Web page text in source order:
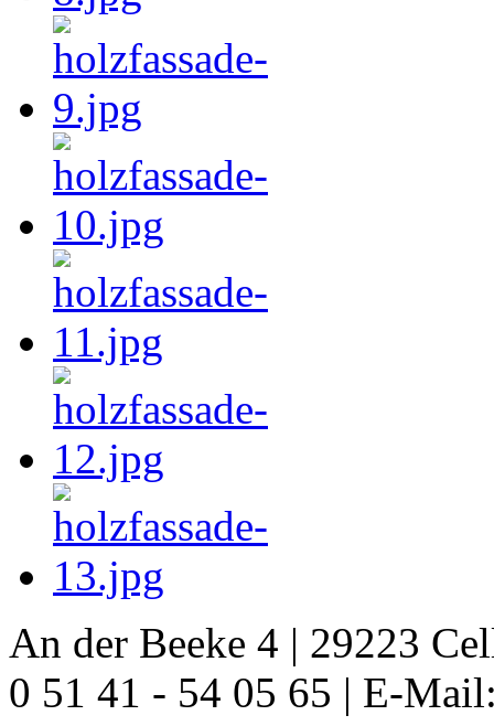
An der Beeke 4 | 29223
0 51 41 - 54 05 65 | E-